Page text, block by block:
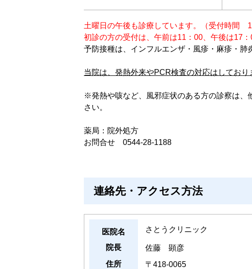
土曜日の午後も診療しています。（受付時間
初診の方の受付は、午前は11：00、午後は17：
予防接種は、インフルエンザ・風疹・麻疹・肺
当院は、発熱外来やPCR検査の対応はしており
※発熱や咳など、風邪症状のある方の診察は、
さい。
薬局：院外処方
お問合せ 0544-28-1188
連絡先・アクセス方法
医院名 さとうクリニック
院長
佐藤 顕彦
住所
〒418-0065